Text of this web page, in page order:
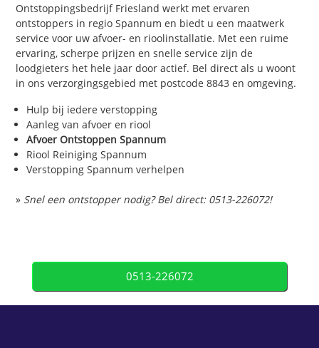
Ontstoppingsbedrijf Friesland werkt met ervaren
ontstoppers in regio Spannum en biedt u een maatwerk
service voor uw afvoer- en rioolinstallatie. Met een ruime
ervaring, scherpe prijzen en snelle service zijn de
loodgieters het hele jaar door actief. Bel direct als u woont
in ons verzorgingsgebied met postcode 8843 en omgeving.
Hulp bij iedere verstopping
Aanleg van afvoer en riool
Afvoer Ontstoppen Spannum
Riool Reiniging Spannum
Verstopping Spannum verhelpen
» Snel een ontstopper nodig? Bel direct: 0513-226072!
0513-226072